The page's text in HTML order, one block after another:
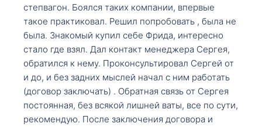
степвагон. Боялся таких компании, впервые
такое практиковал. Решил попробовать , была не
была. Знакомый купил себе Фрида, интересно
стало где взял. Дал контакт менеджера Сергея,
обратился к нему. Проконсультировал Сергей от
и до, и без задних мыслей начал с ним работать
(договор заключать) . Обратная связь от Сергея
постоянная, без всякой лишней ваты, все по сути,
рекомендую. После заключения договора и